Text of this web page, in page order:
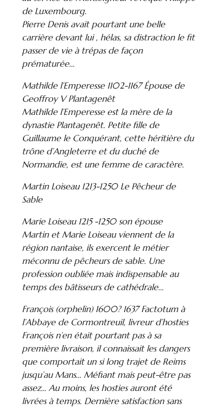
de Luxembourg.
Pierre Denis avait pourtant une belle
carrière devant lui , hélas, sa distraction le fit
passer de vie à trépas de façon
prématurée…
Mathilde l’Emperesse 1102-1167 Épouse de
Geoffroy V Plantagenêt
Mathilde l’Emperesse est la mère de la
dynastie Plantagenêt. Petite fille de
Guillaume le Conquérant, cette héritière du
trône d’Angleterre et du duché de
Normandie, est une femme de caractère.
Martin Loiseau 1213-1250 Le Pêcheur de
Sable
Marie Loiseau 1215 -1250 son épouse
Martin et Marie Loiseau viennent de la
région nantaise, ils exercent le métier
méconnu de pêcheurs de sable. Une
profession oubliée mais indispensable au
temps des bâtisseurs de cathédrale…
François (orphelin) 1600? 1637 Factotum à
l’Abbaye de Cormontreuil, livreur d’hosties
François n’en était pourtant pas à sa
première livraison, il connaissait les dangers
que comportait un si long trajet de Reims
jusqu’au Mans… Méfiant mais peut-être pas
assez… Au moins, les hosties auront été
livrées à temps. Dernière satisfaction sans